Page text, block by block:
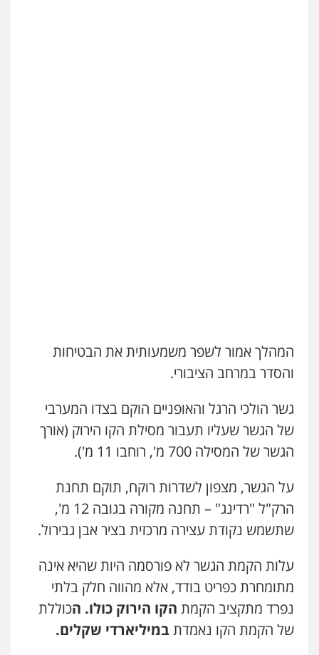
המהלך אמור לשפר משמעותית את הבטיחות
והסדר במרחב הציבורי.
גשר הולכי הרגל והאופניים הוקם בצדו המערבי
של הגשר שעליו תעבור מסילת הקו הירוק (אורך
הגשר של המסילה 700 מ', רוחבו 11 מ').
על הגשר, מצפון לשדרות רוקח, תוקם תחנת
הרק"ל "רדינג" – תחנה מקורה בגובה 12 מ',
שתשמש נקודת עצירה מרכזית בציר אבן גבירול.
עלות הקמת הגשר לא פורסמה היות שהיא אינה
מתומחרת כפריט בודד, אלא מהווה חלק בלתי
נפרד מתקציב הקמת הקו הירוק כולו. הכוללת
של הקמת הקו נאמדת במיליארדי שקלים.
עו"ד יניב זוסמן
וחקירות
גל דהן – משרד עורך דין פלילי
פלילי פשיעה חמורה סמים מעצרים
וחקירות
חנא בולוס – משרד עורכי דין
פלילי פשיעה חמורה צווארון לבן נזיקין
עו"ד אורי רינצקי
פלילי כלכלי ניהול משפטים
0506216813